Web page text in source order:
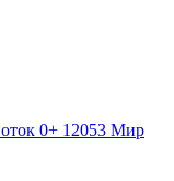
0+ 12053 Мир